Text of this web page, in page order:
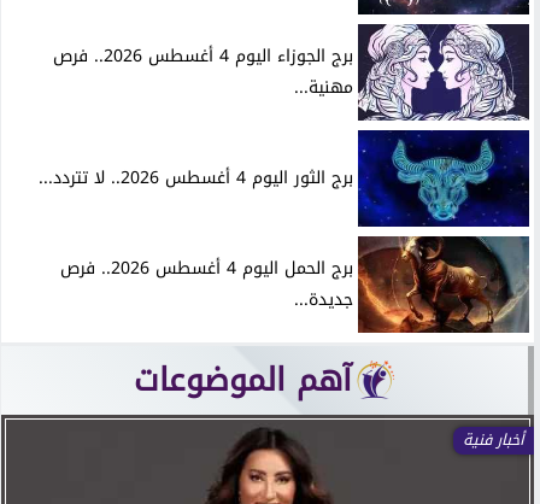
برج الجوزاء اليوم 4 أغسطس 2026.. فرص
مهنية...
برج الثور اليوم 4 أغسطس 2026.. لا تتردد...
برج الحمل اليوم 4 أغسطس 2026.. فرص
جديدة...
آهم الموضوعات
أخبار فنية